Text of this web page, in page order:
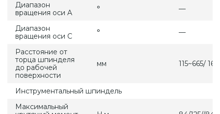
Диапазон
вращения оси A
° —
Диапазон
вращения оси C
° —
Расстояние от
торца шпинделя
до рабочей
поверхности
мм 115~665/
Инструментальный шпиндель
Максимальный